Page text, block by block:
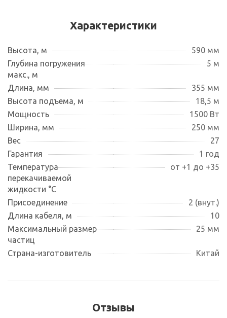
Характеристики
Высота, м
590 мм
Глубина погружения
макс., м
5 м
Длина, мм
355 мм
Высота подъема, м
18,5 м
Мощность
1500 Вт
Ширина, мм
250 мм
Вес
27
Гарантия
1 год
Температура
перекачиваемой
жидкости °С
от +1 до +35
Присоединение
2 (внут.)
Длина кабеля, м
10
Максимальный размер
частиц
25 мм
Страна-изготовитель Китай
Отзывы